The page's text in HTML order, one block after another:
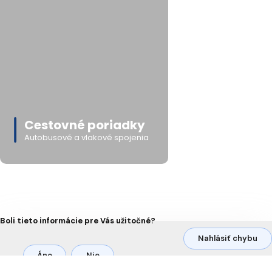
Cestovné poriadky
Autobusové a vlakové spojenia
Boli tieto informácie pre Vás užitočné?
Áno Nie
Nahlásiť chybu